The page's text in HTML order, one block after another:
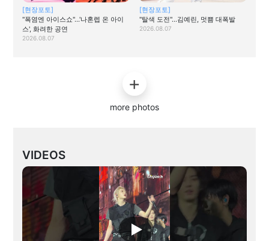
[현장포토]
"폭염엔 아이스쇼"…'나혼렙 온 아이
스', 화려한 공연
2026.08.07
[현장포토]
"탈색 도전"…김예린, 멋쁨 대폭발
2026.08.07
more photos
VIDEOS